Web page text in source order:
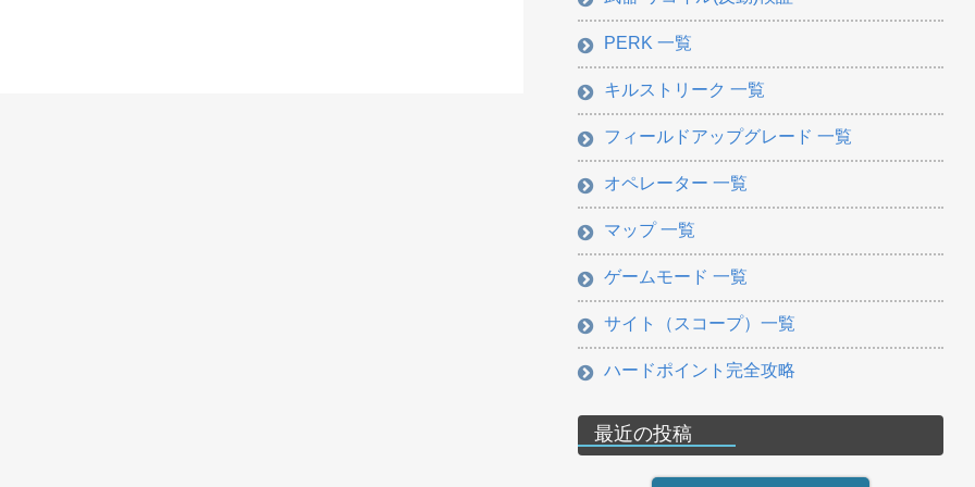
PERK 一覧
キルストリーク 一覧
フィールドアップグレード 一覧
オペレーター 一覧
マップ 一覧
ゲームモード 一覧
サイト（スコープ）一覧
ハードポイント完全攻略
最近の投稿